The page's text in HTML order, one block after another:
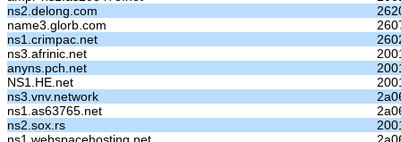
ns2.delong.com
name3.glorb.com
ns1.crimpac.net
ns3.afrinic.net
anyns.pch.net
NS1.HE.net
ns3.vnv.network
ns1.as63765.net
ns2.sox.rs
ns1.webspacehosting.net